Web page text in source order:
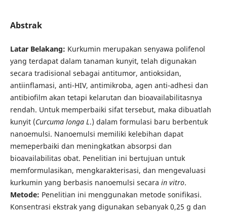
Abstrak
Latar Belakang: Kurkumin merupakan senyawa polifenol
yang terdapat dalam tanaman kunyit, telah digunakan
secara tradisional sebagai antitumor, antioksidan,
antiinflamasi, anti-HIV, antimikroba, agen anti-adhesi dan
antibiofilm akan tetapi kelarutan dan bioavailabilitasnya
rendah. Untuk memperbaiki sifat tersebut, maka dibuatlah
kunyit (Curcuma longa L.) dalam formulasi baru berbentuk
nanoemulsi. Nanoemulsi memiliki kelebihan dapat
memeperbaiki dan meningkatkan absorpsi dan
bioavailabilitas obat. Penelitian ini bertujuan untuk
memformulasikan, mengkarakterisasi, dan mengevaluasi
kurkumin yang berbasis nanoemulsi secara in vitro.
Metode: Penelitian ini menggunakan metode sonifikasi.
Konsentrasi ekstrak yang digunakan sebanyak 0,25 g dan